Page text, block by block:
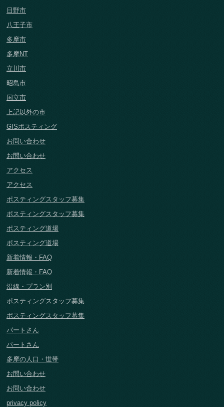
日野市
八王子市
多摩市
多摩NT
立川市
昭島市
国立市
上記以外の市
GISポスティング
お問い合わせ
お問い合わせ
アクセス
アクセス
ポスティングスタッフ募集
ポスティングスタッフ募集
ポスティング道場
ポスティング道場
新着情報・FAQ
新着情報・FAQ
沿線・プラン別
ポスティングスタッフ募集
ポスティングスタッフ募集
パートさん
パートさん
多摩の人口・世帯
お問い合わせ
お問い合わせ
privacy policy